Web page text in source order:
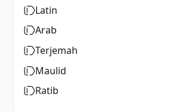
Latin
Arab
Terjemah
Maulid
Ratib